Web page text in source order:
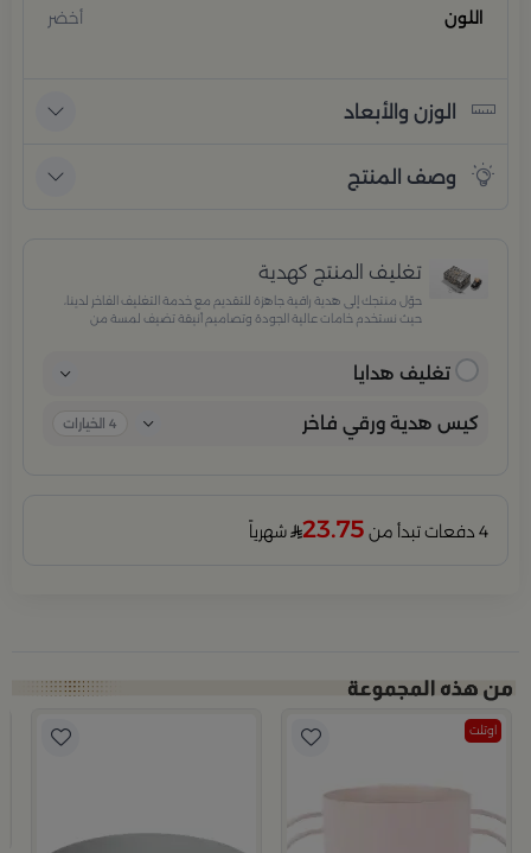
اللون
أخضر
الوزن والأبعاد
وصف المنتج
تغليف المنتج كهدية
حوّل منتجك إلى هدية راقية جاهزة للتقديم مع خدمة التغليف الفاخر لدينا،
حيث نستخدم خامات عالية الجودة وتصاميم أنيقة تضيف لمسة من
تغليف هدايا
كيس هدية ورقي فاخر 4 الخيارات
4 دفعات تبدأ من 23.75 شهرياً
اوتلت